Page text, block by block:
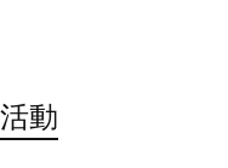
動